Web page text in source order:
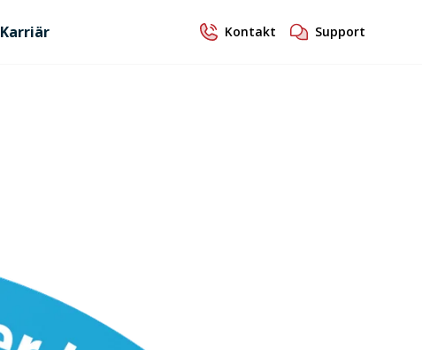
Karriär Kontakt Support